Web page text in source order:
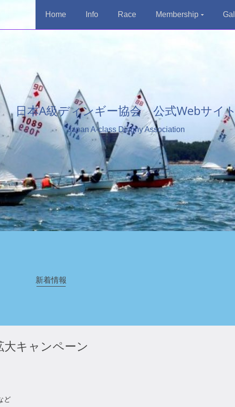
Home Info Race Membership
日本A級ディンギー協会 公式Webサイ
Japan A-class Dinghy Association
新着情報
キャンペーン
ど